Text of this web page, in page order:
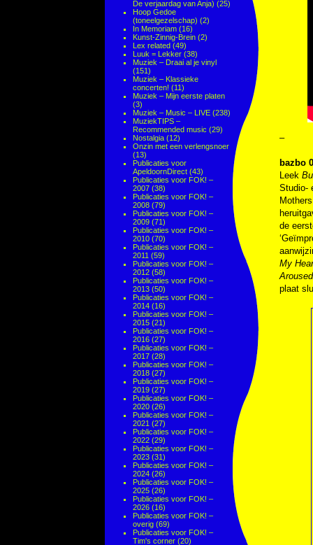
De verjaardag van Anja) (25)
Hoop Gedoe
(toneelgezelschap) (2)
In Memoriam (16)
Kunst-Zinnig-Brein (2)
Lex related (49)
Luuk = Lekker (38)
Muziek – Draai al je vinyl
(151)
Muziek – Klassieke
concerten! (11)
Muziek – Mijn eerste platen
(3)
Muziek – Music – LIVE (238)
MuziekTIPS –
Recommended music (29)
Nostalgia (12)
Onzin met een verlengsnoer
(13)
Publicaties voor
ApeldoornDirect (43)
Publicaties voor FOK! –
2007 (38)
Publicaties voor FOK! –
2008 (79)
Publicaties voor FOK! –
2009 (71)
Publicaties voor FOK! –
2010 (70)
Publicaties voor FOK! –
2011 (59)
Publicaties voor FOK! –
2012 (58)
Publicaties voor FOK! –
2013 (50)
Publicaties voor FOK! –
2014 (16)
Publicaties voor FOK! –
2015 (21)
Publicaties voor FOK! –
2016 (27)
Publicaties voor FOK! –
2017 (28)
Publicaties voor FOK! –
2018 (27)
Publicaties voor FOK! –
2019 (27)
Publicaties voor FOK! –
2020 (26)
Publicaties voor FOK! –
2021 (27)
Publicaties voor FOK! –
2022 (29)
Publicaties voor FOK! –
2023 (31)
Publicaties voor FOK! –
2024 (26)
Publicaties voor FOK! –
2025 (26)
Publicaties voor FOK! –
2026 (16)
Publicaties voor FOK! –
overig (69)
Publicaties voor FOK! –
Tim's corner (20)
–
bazbo
Leek
Studio-
de
My
plaat